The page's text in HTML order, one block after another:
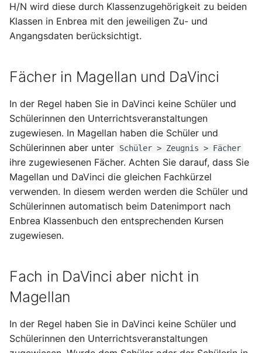
Klasse teilt sich und die
Gruppen haben das
gleiche Fach bei der
zu unterschiedliche
Zeiten
Unterricht in einem Fach
wird von
unterschiedlichen
Lehrkräften unterrichtet
Schüler werden in der
Schule unterrichtet aber
nicht in der
Schulverwaltung geführt
H/N wird diese durch Klassenzugehörigkeit zu beiden
Klassen in Enbrea mit den jeweiligen Zu- und
Angangsdaten berücksichtigt.
Fächer in Magellan und DaVinci
In der Regel haben Sie in DaVinci keine Schüler und
Schülerinnen den Unterrichtsveranstaltungen
zugewiesen. In Magellan haben die Schüler und
Schülerinnen aber unter
Schüler > Zeugnis > Fächer
ihre zugewiesenen Fächer. Achten Sie darauf, dass Sie
Magellan und DaVinci die gleichen Fachkürzel
verwenden. In diesem werden werden die Schüler und
Schülerinnen automatisch beim Datenimport nach
Enbrea Klassenbuch den entsprechenden Kursen
zugewiesen.
Fach in DaVinci aber nicht in
Magellan
In der Regel haben Sie in DaVinci keine Schüler und
Schülerinnen den Unterrichtsveranstaltungen